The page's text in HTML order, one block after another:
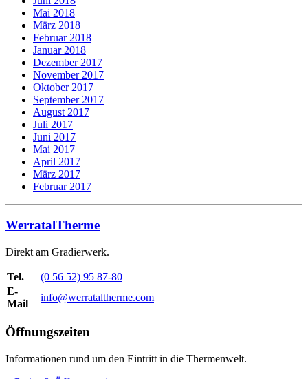
Mai 2018
März 2018
Februar 2018
Januar 2018
Dezember 2017
November 2017
Oktober 2017
September 2017
August 2017
Juli 2017
Juni 2017
Mai 2017
April 2017
März 2017
Februar 2017
WerratalTherme
Direkt am Gradierwerk.
Tel.
(0 56 52) 95 87-80
E-
Mail
info@werrataltherme.com
Öffnungszeiten
Informationen rund um den Eintritt in die Thermenwelt.